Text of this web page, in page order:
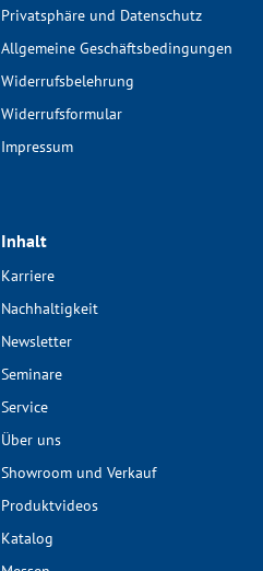
Privatsphäre und Datenschutz
Allgemeine Geschäftsbedingungen
Widerrufsbelehrung
Widerrufsformular
Impressum
Inhalt
Karriere
Nachhaltigkeit
Newsletter
Seminare
Service
Über uns
Showroom und Verkauf
Produktvideos
Katalog